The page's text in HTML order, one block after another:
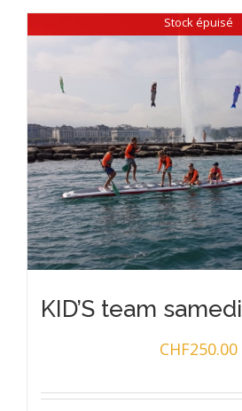
Stock épuisé
KID’S team samedi
CHF250.00